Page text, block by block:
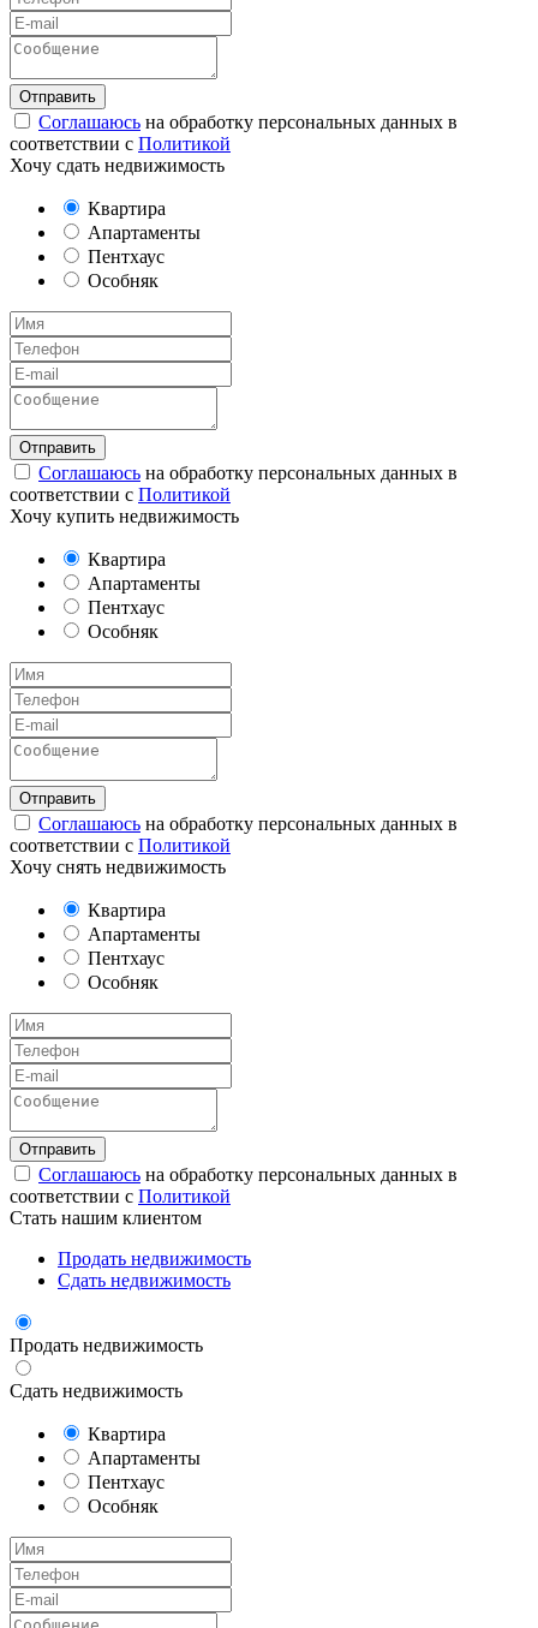
Соглашаюсь на обработку персональных данных в
соответствии с Политикой
Хочу сдать недвижимость
Квартира
Апартаменты
Пентхаус
Особняк
Соглашаюсь на обработку персональных данных в
соответствии с Политикой
Хочу купить недвижимость
Квартира
Апартаменты
Пентхаус
Особняк
Соглашаюсь на обработку персональных данных в
соответствии с Политикой
Хочу снять недвижимость
Квартира
Апартаменты
Пентхаус
Особняк
Соглашаюсь на обработку персональных данных в
соответствии с Политикой
Стать нашим клиентом
Продать недвижимость
Сдать недвижимость
Продать недвижимость
Сдать недвижимость
Квартира
Апартаменты
Пентхаус
Особняк